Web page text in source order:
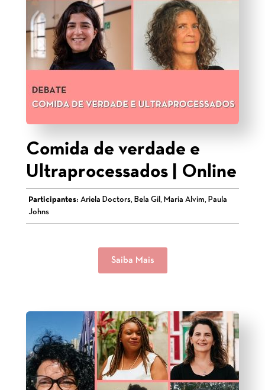
Comida de verdade e
Ultraprocessados | Online
Participantes: Ariela Doctors, Bela Gil, Maria Alvim, Paula
Johns
Saiba Mais